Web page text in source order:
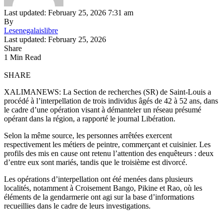
Last updated: February 25, 2026 7:31 am
By
Lesenegalaislibre
Last updated: February 25, 2026
Share
1 Min Read
SHARE
XALIMANEWS: La Section de recherches (SR) de Saint-Louis a
procédé à l’interpellation de trois individus âgés de 42 à 52 ans, dans
le cadre d’une opération visant à démanteler un réseau présumé
opérant dans la région, a rapporté le journal Libération.
Selon la même source, les personnes arrêtées exercent
respectivement les métiers de peintre, commerçant et cuisinier. Les
profils des mis en cause ont retenu l’attention des enquêteurs : deux
d’entre eux sont mariés, tandis que le troisième est divorcé.
Les opérations d’interpellation ont été menées dans plusieurs
localités, notamment à Croisement Bango, Pikine et Rao, où les
éléments de la gendarmerie ont agi sur la base d’informations
recueillies dans le cadre de leurs investigations.